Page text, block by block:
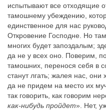
испытывают все отходящие
тамошнему убеждению,
единственное для нас
Откровение Господне. Но
многих будет запоздалым;
да не у всех оно. Поверим,
тамошних, перенося себя в
станут лгать; жалея нас, они
да не придем на место их
так говорить, как говорим
как-нибудь пройдет». Нет,